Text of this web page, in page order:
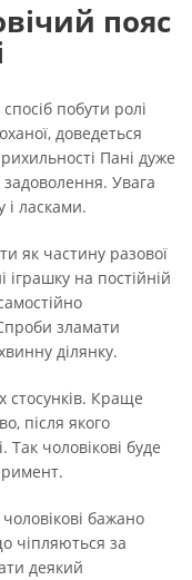
пояс
побути ролі
доведеться
Пані дуже
Увага
і ласками.
як частину разової
на постійній
зламати
ділянку.
стосунків. Краще
після якого
чоловікові буде
бажано
чіпляються за
деякий